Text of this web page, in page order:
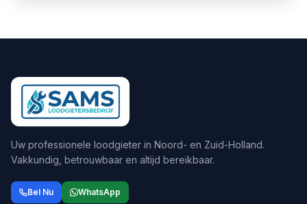
Uw professionele loodgieter in Noord- en Zuid-Holland.
Vakkundig, betrouwbaar en altijd bereikbaar.
Bel Nu WhatsApp